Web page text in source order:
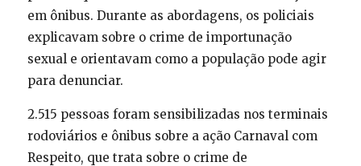
em ônibus. Durante as abordagens, os policiais
explicavam sobre o crime de importunação
sexual e orientavam como a população pode agir
para denunciar.
2.515 pessoas foram sensibilizadas nos terminais
rodoviários e ônibus sobre a ação Carnaval com
Respeito, que trata sobre o crime de